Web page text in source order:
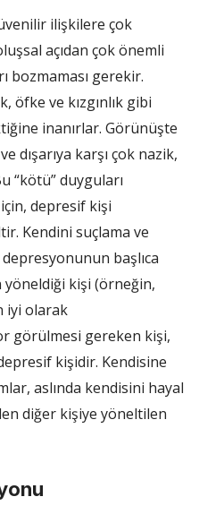
ilişkilere çok
açıdan çok önemli
bozmaması gerekir.
öfke ve kızgınlık gibi
inanırlar. Görünüşte
dışarıya karşı çok nazik,
“kötü” duyguları
depresif kişi
Kendini suçlama ve
başlıca
kişi (örneğin,
iyi olarak
görülmesi gereken kişi,
kişidir. Kendisine
aslında kendisini hayal
diğer kişiye yöneltilen